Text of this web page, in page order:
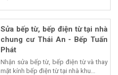
Sửa bếp từ, bếp điện từ tại nhà
chung cư Thái An - Bếp Tuấn
Phát
Nhận sửa bếp từ, bếp điện từ và thay
mặt kính bếp điện từ tại nhà khu...